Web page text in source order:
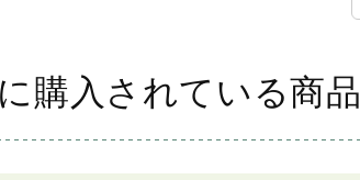
購入されている商品